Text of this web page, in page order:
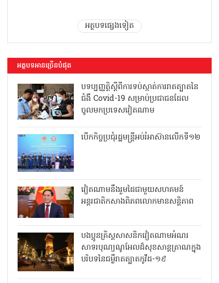
អត្ថបទផ្សេងទៀត
អត្ថបទអានច្រើនបំផុត
បទប្បញ្ញត្តិស្តីពីការទប់ស្កាត់ការរាតត្បាតនៃ
ជំងឺ Covid-19 សម្រាប់ប្រជាជនដែល
ចូលមកប្រទេសវៀតណាម
បើកកិច្ចប្រជុំរដ្ឋមន្ត្រីអប់រំអាស៊ានលើកទី១២
វៀតណាមនឹងរួមដៃជាមួយសហគមន៍
អន្តរជាតិកសាងពិភពលោកមានសន្តិភាព
បងប្អូនគ្រិស្តសាសនិកវៀតណាមអំណរ
សាទរបុណ្យណូអែលដ៏សុខសាន្តត្រាណក្នុង
បរិបទនៃជម្ងឺរាតត្បាតកូវីដ-១៩